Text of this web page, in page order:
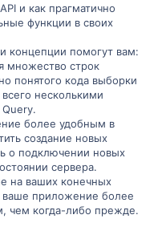
и как прагматично
функции в своих
концепции помогут вам:
множество строк
понятого кода выборки
несколькими
более удобным в
создание новых
о подключении новых
сервера.
на ваших конечных
ваше приложение более
чем когда-либо прежде.